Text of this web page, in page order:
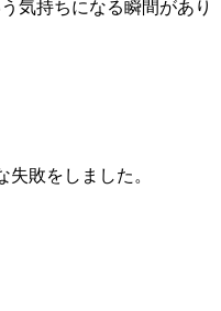
気持ちになる瞬間があり
敗をしました。